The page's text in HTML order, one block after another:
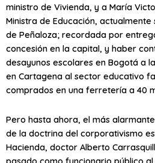
ministro de Vivienda, y a María
Ministra de Educación,
de Peñaloza; recordada por
concesión en la capital, y haber
desayunos escolares en Bogotá a
en Cartagena al sector educativo
comprados en una ferretería a 40
Pero hasta ahora, el más
de la doctrina del corporativismo
Hacienda, doctor Alberto